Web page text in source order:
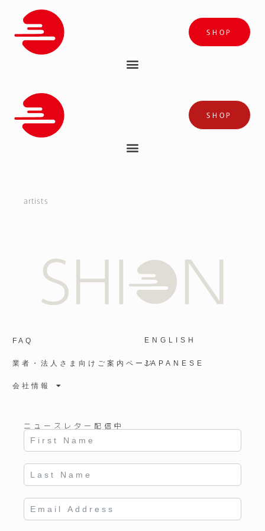
SHOP
SHOP
artists
FAQ
業者・法人さま向けご案内ページ
会社情報
ENGLISH
JAPANESE
ニュースレター配信中